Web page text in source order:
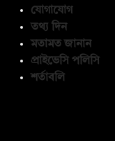
যোগাযোগ
তথ্য দিন
মতামত জানান
প্রাইভেসি পলিসি
শর্তাবলি